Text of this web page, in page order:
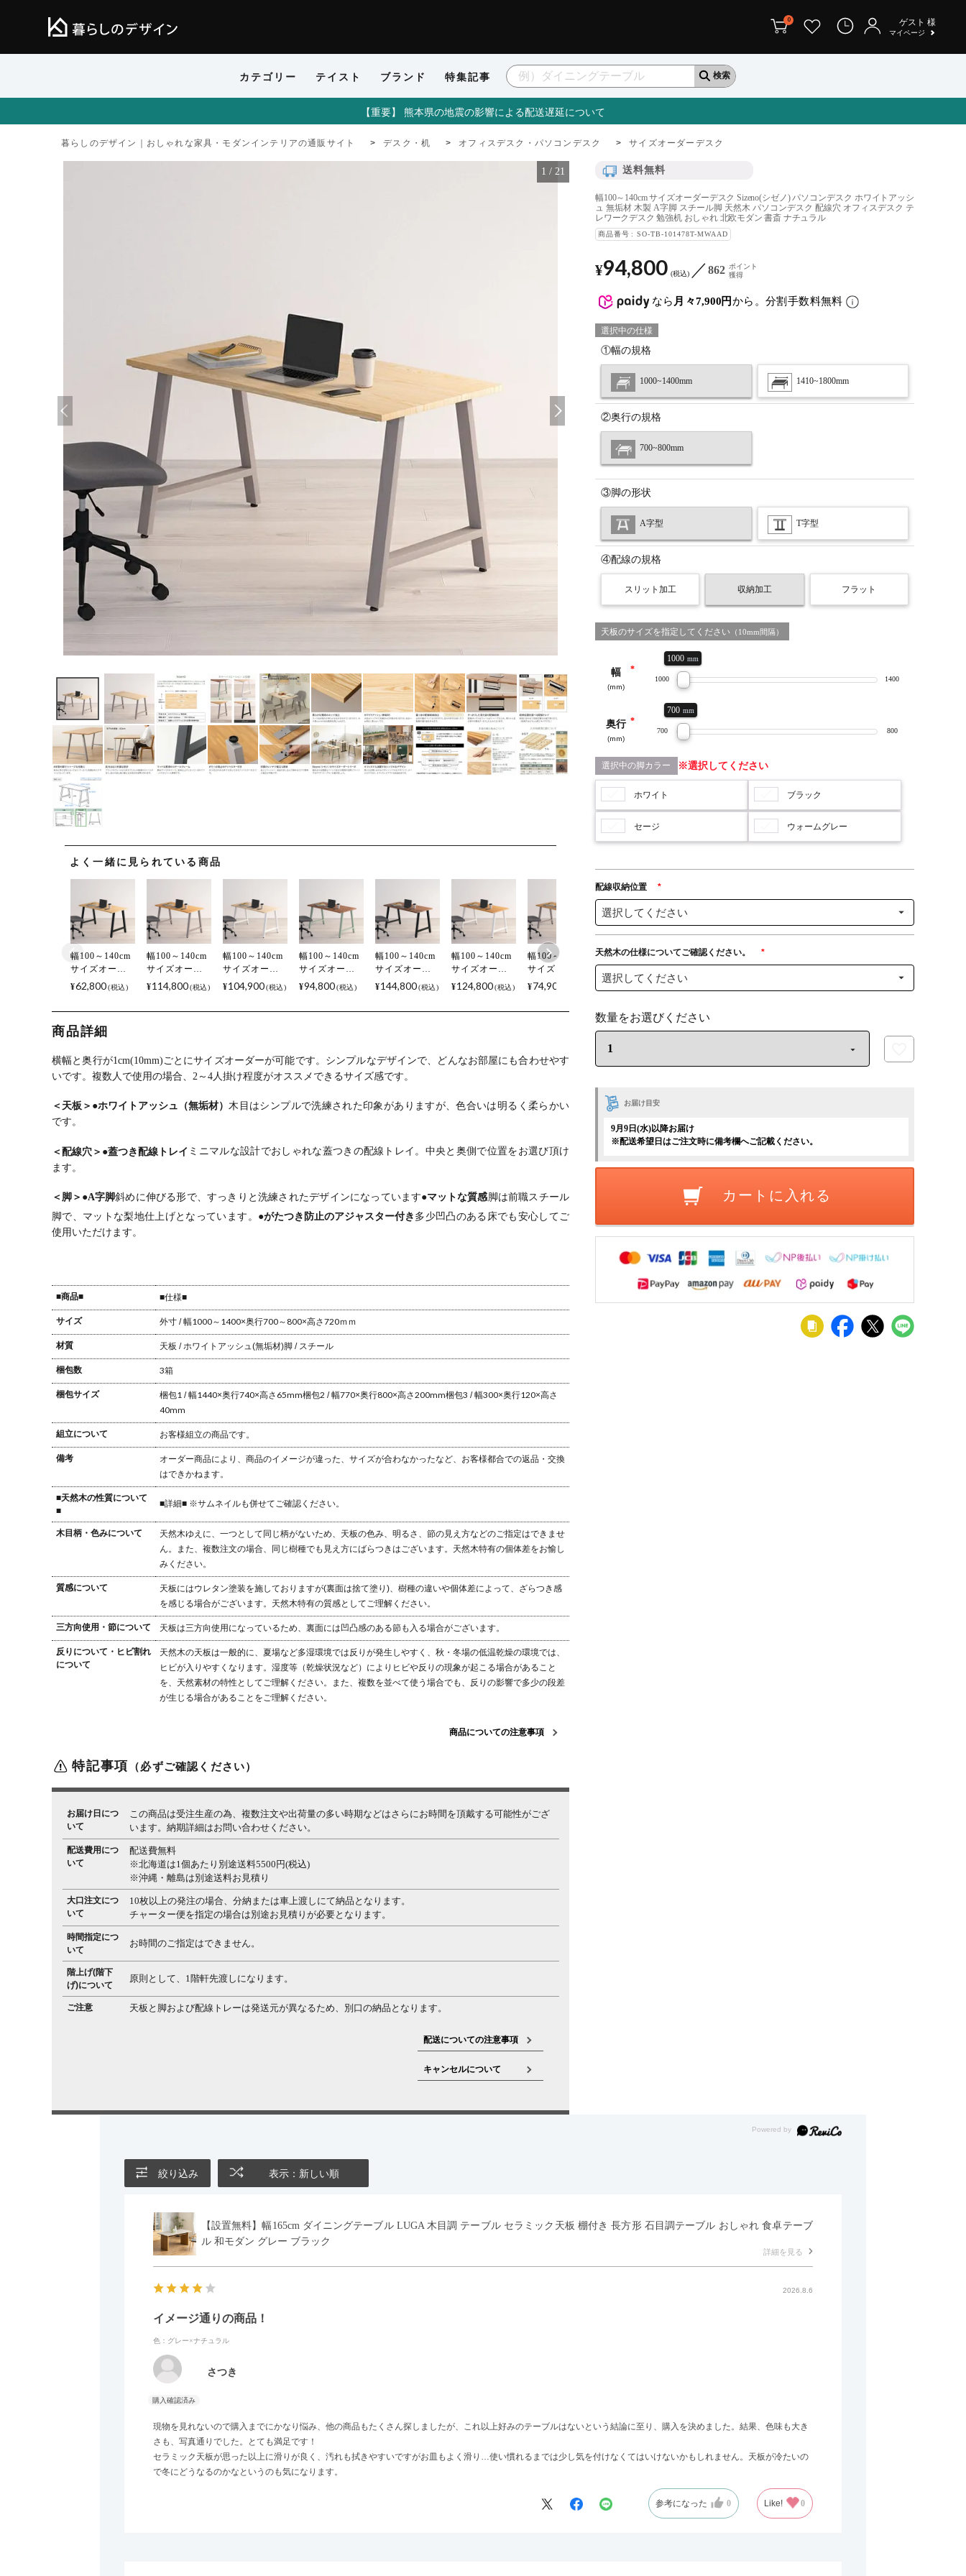
カテゴリー テイスト ブランド 特集記事
0 ゲスト 様
マイページ
【重要】 熊本県の地震の影響による配送遅延について
暮らしのデザイン｜おしゃれな家具・モダンインテリアの通販サイト デスク・机 オフィスデスク・パソコンデスク サイズオーダーデスク
1 / 21
よく一緒に見られている商品
幅100～140cm
サイズオーダ
ーデスク
Sizeno(シゼノ)
ド 集成材 木製
ル脚 天然木 パ
ソコンデスク
配線穴 オフィ
ワークデスク
勉強机 おしゃ
書斎 ナチュラ
ル
¥62,800 税込
幅100～140cm
サイズオーダ
ーデスク
Sizeno(シゼノ)
チール脚 天然
木 パソコンデ
テレワークデ
ダン 書斎 ナチ
¥114,800 税込
幅100～140cm
サイズオーダ
ーデスク
Sizeno(シゼノ)
ール脚 天然木
パソコンデス
ク 配線穴 オフ
レワークデス
ン 書斎 ナチュ
¥104,900 税込
幅100～140cm
サイズオーダ
ーデスク
Sizeno(シゼノ)
ール脚 天然木
パソコンデス
ク 配線穴 オフ
レワークデス
モダン 書斎 ダ
¥94,800 税込
幅100～140cm
サイズオーダ
ーデスク
Sizeno(シゼノ)
ール脚 天然木
パソコンデス
ク 配線穴 オフ
レワークデス
モダン 書斎 ダ
¥144,800 税込
幅100～140cm
サイズオーダ
ーデスク
Sizeno(シゼノ)
ール脚 天然木
レワークデス
モダン 書斎 ブ
¥124,800 税込
幅100～140cm
サイズオーダ
ーデスク
Sizeno(シゼノ)
木 パソコンデ
スク 勉強机 お
ブラウン
¥74,900
商品詳細
横幅と奥行が1cm(10mm)ごとにサイズオーダーが可能です。 シンプルなデザインで、どんなお部屋にも合わせやす
いです。 複数人で使用の場合、2～4人掛け程度がオススメできるサイズ感です。
＜天板＞ ●ホワイトアッシュ（無垢材） 木目はシンプルで洗練された印象がありますが、色合いは明るく柔らかい
です。
＜配線穴＞ ●蓋つき配線トレイ ミニマルな設計でおしゃれな蓋つきの配線トレイ。中央と奥側で位置をお選び頂け
ます。
＜脚＞ ●A字脚斜めに伸びる形で、すっきりと洗練されたデザインになっています●マットな質感 脚は前職スチール
脚で、マットな梨地仕上げとなっています。 ●がたつき防止のアジャスター付き 多少凹凸のある床でも安心してご
使用いただけます。
■商品■ ■仕様■
サイズ 外寸 / 幅1000～1400×奥行700～800×高さ720ｍｍ
材質 天板 / ホワイトアッシュ(無垢材)脚 / スチール
梱包数 3箱
梱包サイズ 梱包1 / 幅1440×奥行740×高さ65mm梱包2 / 幅770×奥行800×高さ200mm梱包3 / 幅300×奥行120×高さ
40mm
組立について お客様組立の商品です。
備考
オーダー商品により、商品のイメージが違った、サイズが合わなかったなど、お客様都合での返品・交換
はできかねます。
■天然木の性質について
■
■詳細■ ※サムネイルも併せてご確認ください。
木目柄・色みについて
天然木ゆえに、一つとして同じ柄がないため、天板の色み、明るさ、節の見え方などのご指定はできませ
ん。また、複数注文の場合、同じ樹種でも見え方にばらつきはございます。天然木特有の個体差をお愉し
みください。
質感について
天板にはウレタン塗装を施しておりますが(裏面は捨て塗り)、樹種の違いや個体差によって、ざらつき感
を感じる場合がございます。天然木特有の質感としてご理解ください。
三方向使用・節について 天板は三方向使用になっているため、裏面には凹凸感のある節も入る場合がございます。
反りについて・ヒビ割れ
について
天然木の天板は一般的に、夏場など多湿環境では反りが発生しやすく、秋・冬場の低温乾燥の環境では、
ヒビが入りやすくなります。湿度等（乾燥状況など）によりヒビや反りの現象が起こる場合があること
を、天然素材の特性としてご理解ください。また、複数を並べて使う場合でも、反りの影響で多少の段差
が生じる場合があることをご理解ください。
商品についての注意事項
特記事項 （必ずご確認ください）
お届け日につ
いて
この商品は受注生産の為、複数注文や出荷量の多い時期などはさらにお時間を頂戴する可能性がござ
います。納期詳細はお問い合わせください。
配送費用につ
いて
配送費無料
※北海道は1個あたり別途送料5500円(税込)
※沖縄・離島は別途送料お見積り
大口注文につ
いて
10枚以上の発注の場合、分納または車上渡しにて納品となります。
チャーター便を指定の場合は別途お見積りが必要となります。
時間指定につ
いて
お時間のご指定はできません。
階上げ(階下
げ)について
原則として、1階軒先渡しになります。
ご注意 天板と脚および配線トレーは発送元が異なるため、別口の納品となります。
配送についての注意事項
キャンセルについて
送料無料
幅100～140cm サイズオーダーデスク Sizeno(シゼノ) パソコンデスク ホワイトアッシ
ュ 無垢材 木製 A字脚 スチール脚 天然木 パソコンデスク 配線穴 オフィスデスク テ
レワークデスク 勉強机 おしゃれ 北欧モダン 書斎 ナチュラル
商品番号 SO-TB-101478T-MWAAD
なら 月々7,900円から。分割手数料無料
¥94,800 税込 862 ポイント
獲得
選択中の仕様
①幅の規格
1000~1400mm 1410~1800mm
②奥行の規格
700~800mm
③脚の形状
A字型 T字型
④配線の規格
スリット加工 収納加工 フラット
お届け目安
9月9日(水)以降お届け
※配送希望日はご注文時に備考欄へご記載ください。
カートに入れる
天板のサイズを指定してください （10mm間隔）
幅
1000
1000 mm
1400
奥行
700
700 mm
800
脚カラー 選択してください
ホワイト ブラック
セージ ウォームグレー
配線収納位置
天然木の仕様についてご確認ください。
絞り込み 表示：新しい順
【設置無料】幅165cm ダイニングテーブル LUGA 木目調 テーブル セラミック天板 棚付き 長方形 石目調テーブル おしゃれ 食卓テーブ
ル 和モダン グレー ブラック
詳細を見る
2026.8.6
イメージ通りの商品！
色：グレー×ナチュラル
さつき
現物を見れないので購入までにかなり悩み、他の商品もたくさん探しましたが、これ以上好みのテーブルはないという結論に至り、購入を決めました。結果、色味も大き
さも、写真通りでした。とても満足です！
セラミック天板が思った以上に滑りが良く、汚れも拭きやすいですがお皿もよく滑り…使い慣れるまでは少し気を付けなくてはいけないかもしれません。天板が冷たいの
で冬にどうなるのかなというのも気になります。
参考になった 0 Like! 0